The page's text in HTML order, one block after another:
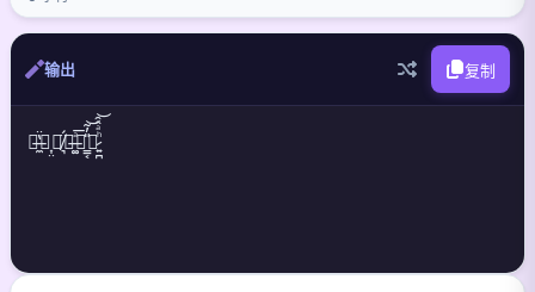
输出 复制